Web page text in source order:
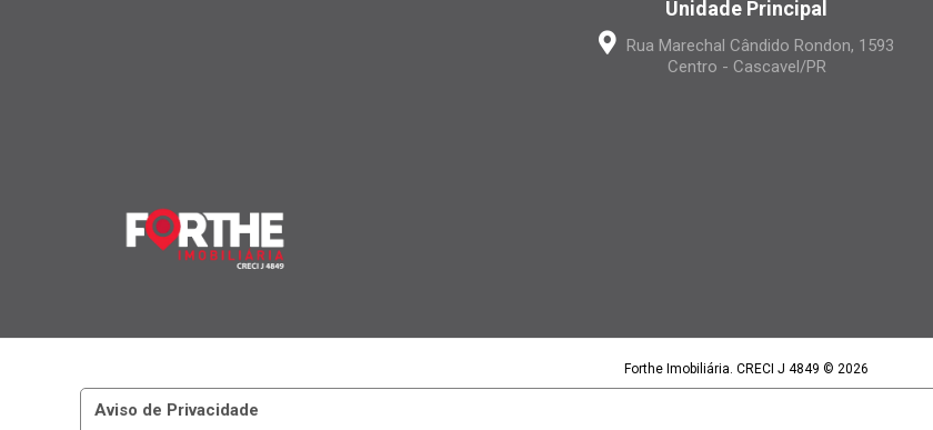
Aviso de Privacidade
Unidade Principal
Rua Marechal Cândido Rondon, 1593
Centro - Cascavel/PR
Forthe Imobiliária. CRECI J 4849 © 2026
Forthe Imobiliária LTDA | CNPJ 15.395.886/0001-97